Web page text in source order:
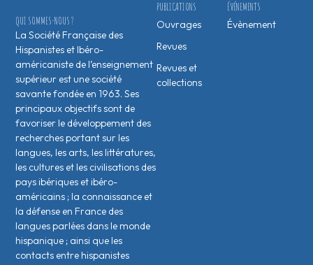
ÉVÉNEMENTS
Évènement
PUBLICATIONS
Ouvrages
Revues
Revues et
collections
QUI SOMMES-NOUS ?
La Société Française des
Hispanistes et Ibéro-
américaniste de l’enseignement
supérieur est une société
savante fondée en 1963. Ses
principaux objectifs sont de
favoriser le développement des
recherches portant sur les
langues, les arts, les littératures,
les cultures et les civilisations des
pays ibériques et ibéro-
américains ; la connaissance et
la défense en France des
langues parlées dans le monde
hispanique ; ainsi que les
contacts entre hispanistes